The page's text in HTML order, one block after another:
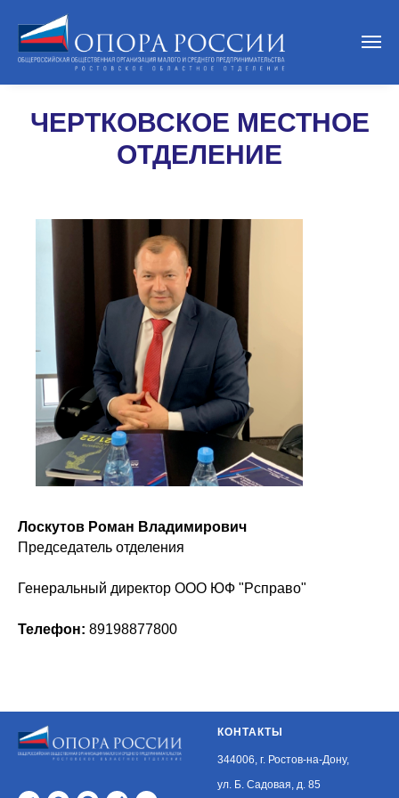
ЧЕРТКОВСКОЕ МЕСТНОЕ
ОТДЕЛЕНИЕ
Лоскутов Роман Владимирович
Председатель отделения
Генеральный директор ООО ЮФ "Рсправо"
Телефон: 89198877800
КОНТАКТЫ
344006, г. Ростов-на-Дону,
ул. Б. Садовая, д. 85